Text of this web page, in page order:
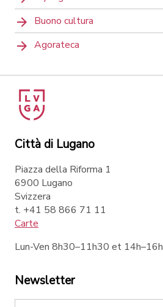
Buono cultura
Agorateca
Città di Lugano
Piazza della Riforma 1
6900 Lugano
Svizzera
t. +41 58 866 71 11
Carte
Lun-Ven 8h30–11h30 et 14h–16h
Newsletter